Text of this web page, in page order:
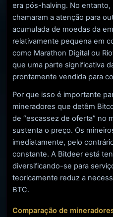
era pós-halving. No entanto,
chamaram a atenção para
acumulada de moedas da
relativamente pequena em
como Marathon Digital ou
que uma parte significativa
prontamente vendida para
Por que isso é importante
mineradores que detêm
de “escassez de oferta” no
sustenta o preço. Os
imediatamente, pelo
constante. A Bitdeer está
diversificando-se para
teoricamente reduz a
BTC.
Comparação de